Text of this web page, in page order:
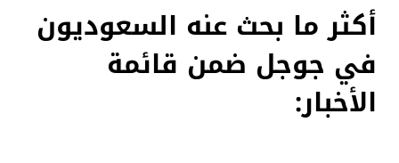
أكثر ما بحث عنه السعوديون
في جوجل ضمن قائمة
الأخبار: